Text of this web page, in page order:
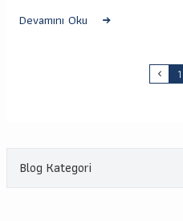
kalmamış, aynı zamanda pek
gibi Lorem Ipsum sürümleri içeren
Devamını Oku
1
Blog Kategori